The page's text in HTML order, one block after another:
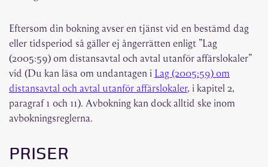
Eftersom din bokning avser en tjänst vid en bestämd dag
eller tidsperiod så gäller ej ångerrätten enligt ”Lag
(2005:59) om distansavtal och avtal utanför affärslokaler”
vid (Du kan läsa om undantagen i Lag (2005:59) om
distansavtal och avtal utanför affärslokaler, i kapitel 2,
paragraf 1 och 11). Avbokning kan dock alltid ske inom
avbokningsreglerna.
PRISER